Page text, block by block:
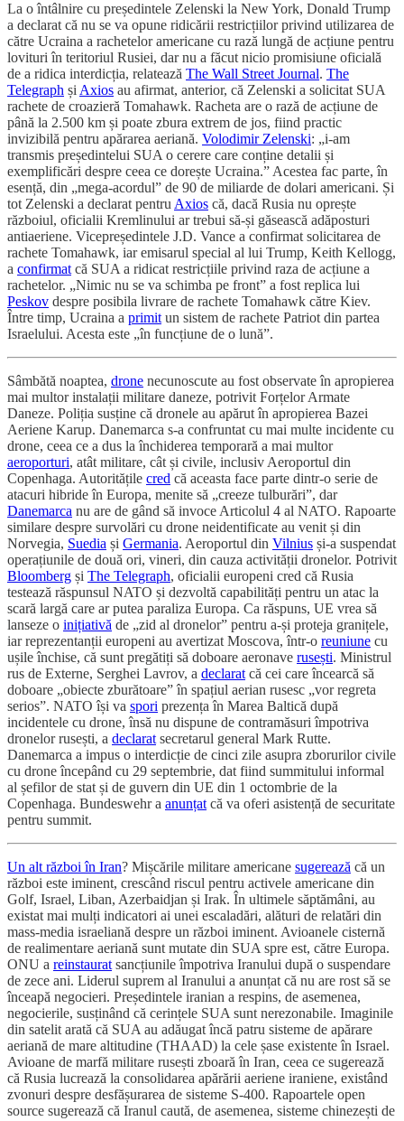
La o întâlnire cu președintele Zelenski la New York, Donald Trump
a declarat că nu se va opune ridicării restricțiilor privind utilizarea de
către Ucraina a rachetelor americane cu rază lungă de acțiune pentru
lovituri în teritoriul Rusiei, dar nu a făcut nicio promisiune oficială
de a ridica interdicția, relatează The Wall Street Journal. The
Telegraph și Axios au afirmat, anterior, că Zelenski a solicitat SUA
rachete de croazieră Tomahawk. Racheta are o rază de acțiune de
până la 2.500 km și poate zbura extrem de jos, fiind practic
invizibilă pentru apărarea aeriană. Volodimir Zelenski: „i-am
transmis președintelui SUA o cerere care conține detalii și
exemplificări despre ceea ce dorește Ucraina.” Acestea fac parte, în
esență, din „mega-acordul” de 90 de miliarde de dolari americani. Și
tot Zelenski a declarat pentru Axios că, dacă Rusia nu oprește
războiul, oficialii Kremlinului ar trebui să-și găsească adăposturi
antiaeriene. Vicepreședintele J.D. Vance a confirmat solicitarea de
rachete Tomahawk, iar emisarul special al lui Trump, Keith Kellogg,
a confirmat că SUA a ridicat restricțiile privind raza de acțiune a
rachetelor. „Nimic nu se va schimba pe front” a fost replica lui
Peskov despre posibila livrare de rachete Tomahawk către Kiev.
Între timp, Ucraina a primit un sistem de rachete Patriot din partea
Israelului. Acesta este „în funcțiune de o lună”.
Sâmbătă noaptea, drone necunoscute au fost observate în apropierea
mai multor instalații militare daneze, potrivit Forțelor Armate
Daneze. Poliția susține că dronele au apărut în apropierea Bazei
Aeriene Karup. Danemarca s-a confruntat cu mai multe incidente cu
drone, ceea ce a dus la închiderea temporară a mai multor
aeroporturi, atât militare, cât și civile, inclusiv Aeroportul din
Copenhaga. Autoritățile cred că aceasta face parte dintr-o serie de
atacuri hibride în Europa, menite să „creeze tulburări”, dar
Danemarca nu are de gând să invoce Articolul 4 al NATO. Rapoarte
similare despre survolări cu drone neidentificate au venit și din
Norvegia, Suedia și Germania. Aeroportul din Vilnius și-a suspendat
operațiunile de două ori, vineri, din cauza activității dronelor. Potrivit
Bloomberg și The Telegraph, oficialii europeni cred că Rusia
testează răspunsul NATO și dezvoltă capabilități pentru un atac la
scară largă care ar putea paraliza Europa. Ca răspuns, UE vrea să
lanseze o inițiativă de „zid al dronelor” pentru a-și proteja granițele,
iar reprezentanții europeni au avertizat Moscova, într-o reuniune cu
ușile închise, că sunt pregătiți să doboare aeronave rusești. Ministrul
rus de Externe, Serghei Lavrov, a declarat că cei care încearcă să
doboare „obiecte zburătoare” în spațiul aerian rusesc „vor regreta
serios”. NATO își va spori prezența în Marea Baltică după
incidentele cu drone, însă nu dispune de contramăsuri împotriva
dronelor rusești, a declarat secretarul general Mark Rutte.
Danemarca a impus o interdicție de cinci zile asupra zborurilor civile
cu drone începând cu 29 septembrie, dat fiind summitului informal
al șefilor de stat și de guvern din UE din 1 octombrie de la
Copenhaga. Bundeswehr a anunțat că va oferi asistență de securitate
pentru summit.
Un alt război în Iran? Mișcările militare americane sugerează că un
război este iminent, crescând riscul pentru activele americane din
Golf, Israel, Liban, Azerbaidjan și Irak. În ultimele săptămâni, au
existat mai mulți indicatori ai unei escaladări, alături de relatări din
mass-media israeliană despre un război iminent. Avioanele cisternă
de realimentare aeriană sunt mutate din SUA spre est, către Europa.
ONU a reinstaurat sancțiunile împotriva Iranului după o suspendare
de zece ani. Liderul suprem al Iranului a anunțat că nu are rost să se
înceapă negocieri. Președintele iranian a respins, de asemenea,
negocierile, susținând că cerințele SUA sunt nerezonabile. Imaginile
din satelit arată că SUA au adăugat încă patru sisteme de apărare
aeriană de mare altitudine (THAAD) la cele șase existente în Israel.
Avioane de marfă militare rusești zboară în Iran, ceea ce sugerează
că Rusia lucrează la consolidarea apărării aeriene iraniene, existând
zvonuri despre desfășurarea de sisteme S-400. Rapoartele open
source sugerează că Iranul caută, de asemenea, sisteme chinezești de